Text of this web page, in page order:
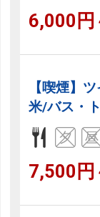
6,000円
【喫煙】
米/バス・
7,500円